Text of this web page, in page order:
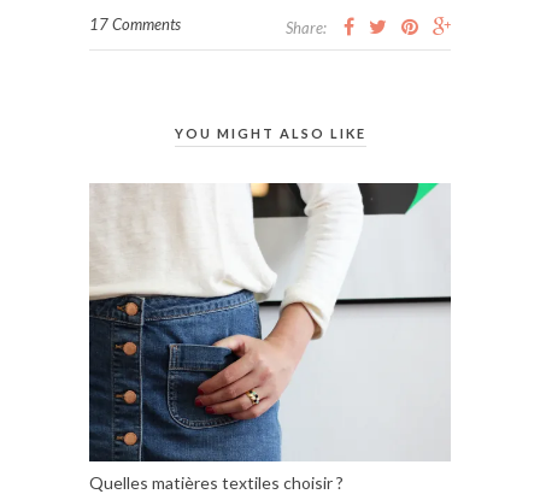
17 Comments Share:
YOU MIGHT ALSO LIKE
Quelles matières textiles choisir ?